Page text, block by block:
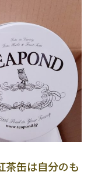
茶缶は自分のも